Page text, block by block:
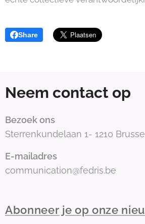
Share
Neem contact op
Bezoek ons
Sterrenkundelaan 1- 1210 Brussel
E-mailadres
communication@fedris.be
Abonneer je op onze